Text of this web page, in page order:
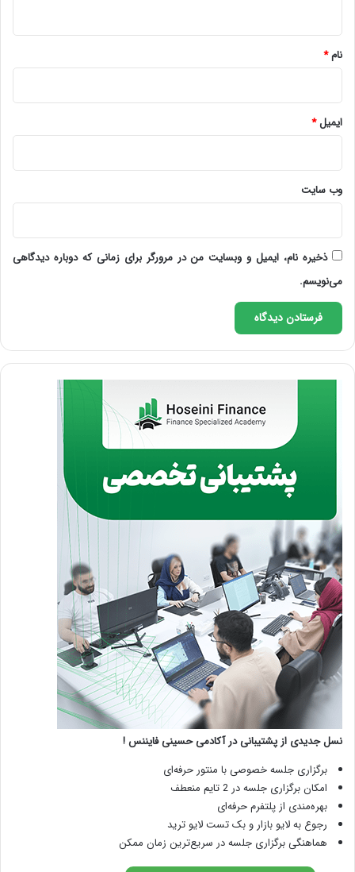
نام*
ایمیل*
وب‌ سایت
ذخیره نام، ایمیل و وبسایت من در مرورگر برای زمانی که دوباره دیدگاهی
می‌نویسم.
نسل جدیدی از پشتیبانی در آکادمی حسینی فایننس !
برگزاری جلسه خصوصی با منتور حرفه‌ای
امکان برگزاری جلسه در 2 تایم منعطف
بهره‌مندی از پلتفرم حرفه‌ای
رجوع به لایو بازار و بک تست لایو ترید
هماهنگی برگزاری جلسه در سریع‌ترین زمان ممکن